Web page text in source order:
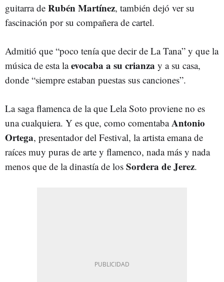
guitarra de Rubén Martínez, también dejó ver su
fascinación por su compañera de cartel.
Admitió que “poco tenía que decir de La Tana” y que la
música de esta laevocaba a su crianza y a su casa,
donde “siempre estaban puestas sus canciones”.
La saga flamenca de la que Lela Soto proviene no es
una cualquiera. Y es que, como comentabaAntonio
Ortega, presentador del Festival, la artista emana de
raíces muy puras de arte y flamenco, nada más y nada
menos que de la dinastía de los Sordera de Jerez.